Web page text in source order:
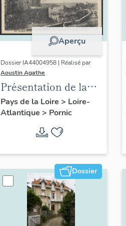
Aperçu
Dossier IA44004958 | Réalisé par
Aoustin Agathe
Présentation de la
commune de Pornic
Pays de la Loire > Loire-
Atlantique > Pornic
Dossier